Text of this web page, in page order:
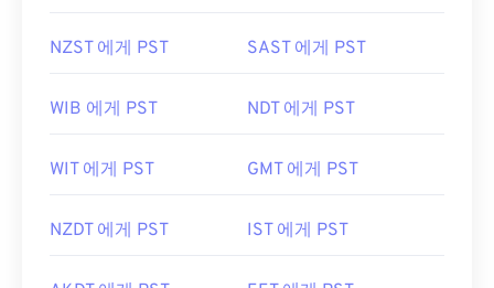
NZST 에게 PST SAST 에게 PST
WIB 에게 PST NDT 에게 PST
WIT 에게 PST GMT 에게 PST
NZDT 에게 PST IST 에게 PST